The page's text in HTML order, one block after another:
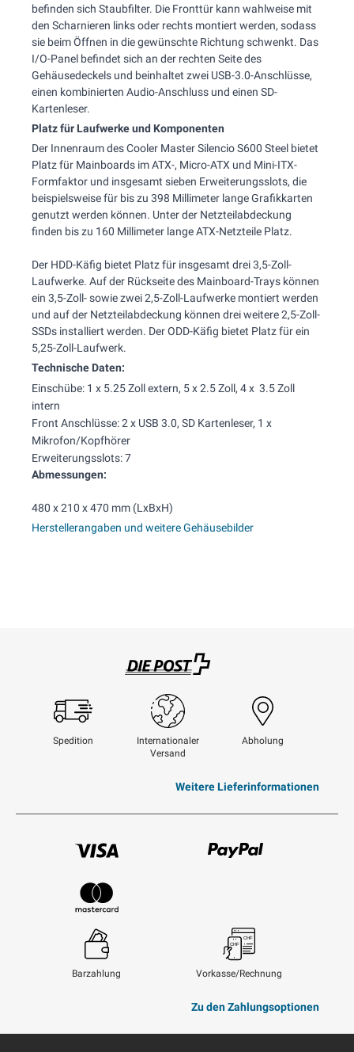
befinden sich Staubfilter. Die Fronttür kann wahlweise mit
den Scharnieren links oder rechts montiert werden, sodass
sie beim Öffnen in die gewünschte Richtung schwenkt. Das
I/O-Panel befindet sich an der rechten Seite des
Gehäusedeckels und beinhaltet zwei USB-3.0-Anschlüsse,
einen kombinierten Audio-Anschluss und einen SD-
Kartenleser.
Platz für Laufwerke und Komponenten
Der Innenraum des Cooler Master Silencio S600 Steel bietet
Platz für Mainboards im ATX-, Micro-ATX und Mini-ITX-
Formfaktor und insgesamt sieben Erweiterungsslots, die
beispielsweise für bis zu 398 Millimeter lange Grafikkarten
genutzt werden können. Unter der Netzteilabdeckung
finden bis zu 160 Millimeter lange ATX-Netzteile Platz.
Der HDD-Käfig bietet Platz für insgesamt drei 3,5-Zoll-
Laufwerke. Auf der Rückseite des Mainboard-Trays können
ein 3,5-Zoll- sowie zwei 2,5-Zoll-Laufwerke montiert werden
und auf der Netzteilabdeckung können drei weitere 2,5-Zoll-
SSDs installiert werden. Der ODD-Käfig bietet Platz für ein
5,25-Zoll-Laufwerk.
Technische Daten:
Einschübe: 1 x 5.25 Zoll extern, 5 x 2.5 Zoll, 4 x 3.5 Zoll
intern
Front Anschlüsse: 2 x USB 3.0, SD Kartenleser, 1 x
Mikrofon/Kopfhörer
Erweiterungsslots: 7
Abmessungen:
480 x 210 x 470 mm (LxBxH)
Herstellerangaben und weitere Gehäusebilder
Swisspost
Spedition
Internationaler
Versand
Abholung
Weitere Lieferinformationen
Barzahlung Vorkasse/Rechnung
Zu den Zahlungsoptionen